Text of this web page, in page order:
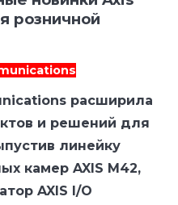
розничной
расширила
и решений для
линейку
камер AXIS M42,
AXIS I/O